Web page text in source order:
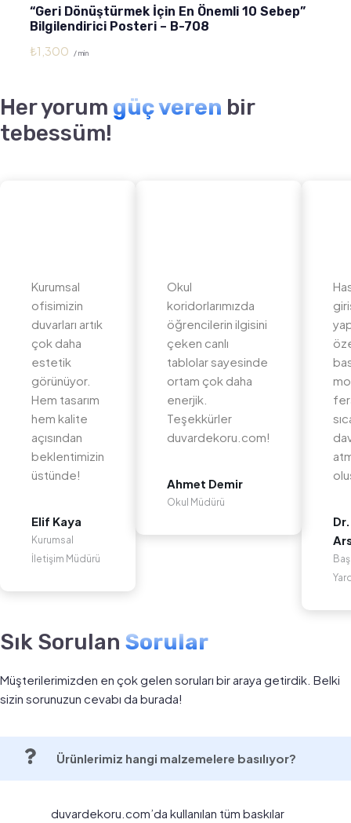
“Geri Dönüştürmek İçin En Önemli 10 Sebep”
Bilgilendirici Posteri – B-708
₺1,300 / min
Her yorum güç veren bir
tebessüm!
Kurumsal
ofisimizin
duvarları artık
çok daha
estetik
görünüyor.
Hem tasarım
hem kalite
açısından
beklentimizin
üstünde!
Elif Kaya
Kurumsal
İletişim Müdürü
Okul
koridorlarımızda
öğrencilerin ilgisini
çeken canlı
tablolar sayesinde
ortam çok daha
enerjik.
Teşekkürler
duvardekoru.com!
Ahmet Demir
Okul Müdürü
Sık Sorulan Sorular
Müşterilerimizden en çok gelen soruları bir araya getirdik. Belki
sizin sorunuzun cevabı da burada!
Ürünlerimiz hangi malzemelere basılıyor?
duvardekoru.com’da kullanılan tüm baskılar